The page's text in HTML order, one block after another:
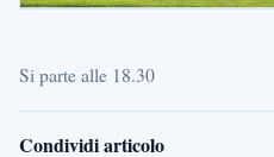
Si parte alle 18.30
Condividi articolo